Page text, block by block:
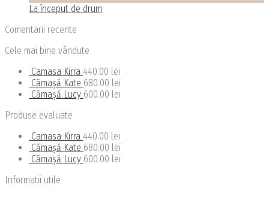
La început de drum
Comentarii recente
Cele mai bine vândute
Camasa Kirra 440.00 lei
Cămașă Kate 680.00 lei
Cămașă Lucy 600.00 lei
Produse evaluate
Camasa Kirra 440.00 lei
Cămașă Kate 680.00 lei
Cămașă Lucy 600.00 lei
Informatii utile